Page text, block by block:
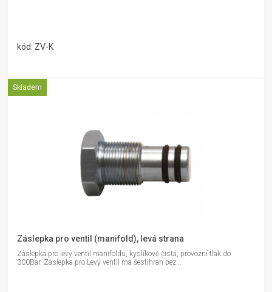
kód: ZV-K
Skladem
Záslepka pro ventil (manifold), levá strana
Záslepka pro levý ventil manifoldu, kyslíkově čistá, provozní tlak do
300Bar. Záslepka pro Levý ventil má šestihran bez...